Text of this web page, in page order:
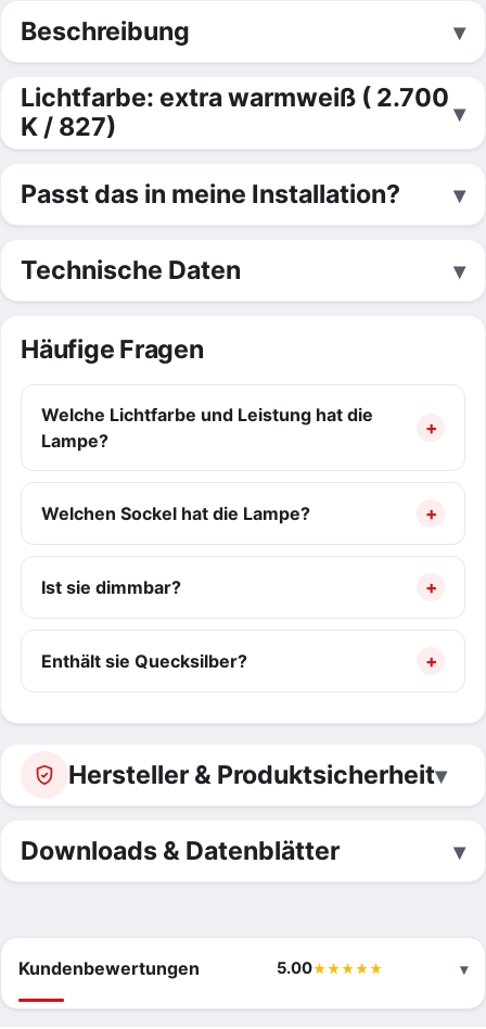
Beschreibung
Lichtfarbe: extra warmweiß ( 2.700
K / 827)
Passt das in meine Installation?
Technische Daten
Häufige Fragen
Welche Lichtfarbe und Leistung hat die
Lampe?
Welchen Sockel hat die Lampe?
Ist sie dimmbar?
Enthält sie Quecksilber?
Hersteller & Produktsicherheit
Downloads & Datenblätter
Kundenbewertungen 5.00